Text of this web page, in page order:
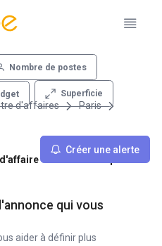
Nombre de postes
Superficie
Créer une alerte
d'affaires
Paris
- Rue Oberkampf
qui vous
aider à définir plus